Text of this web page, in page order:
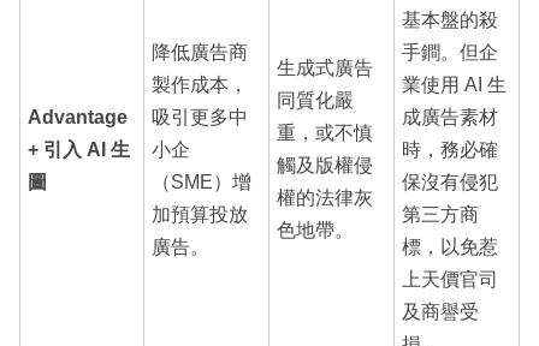
Advantage
+ 引入 AI 生
圖
降低廣告商
製作成本，
吸引更多中
小企
（SME）增
加預算投放
廣告。
生成式廣告
同質化嚴
重，或不慎
觸及版權侵
權的法律灰
色地帶。
基本盤的殺
手鐧。但企
業使用 AI 生
成廣告素材
時，務必確
保沒有侵犯
第三方商
標，以免惹
上天價官司
及商譽受